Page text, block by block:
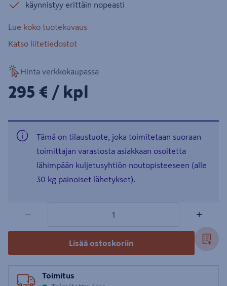
käynnistyy erittäin nopeasti
Lue koko tuotekuvaus
Katso liitetiedostot
Hinta verkkokaupassa
295€/kpl
295 € / kpl
Tämä on tilaustuote, joka toimitetaan suoraan
toimittajan varastosta asiakkaan osoitetta
lähimpään kuljetusyhtiön noutopisteeseen (alle
30 kg painoiset lähetykset).
− +
Lisää ostoskoriin
Toimitus